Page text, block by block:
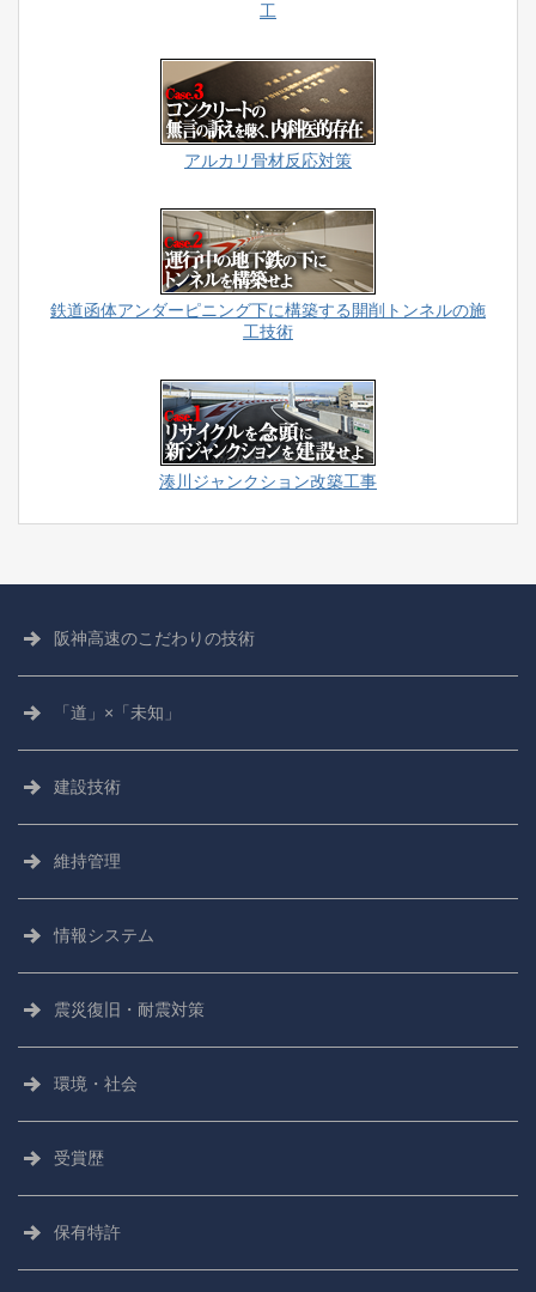
工
アルカリ骨材反応対策
鉄道函体アンダーピニング下に構築する開削トンネルの施
工技術
湊川ジャンクション改築工事
阪神高速のこだわりの技術
「道」×「未知」
建設技術
維持管理
情報システム
震災復旧・耐震対策
環境・社会
受賞歴
保有特許